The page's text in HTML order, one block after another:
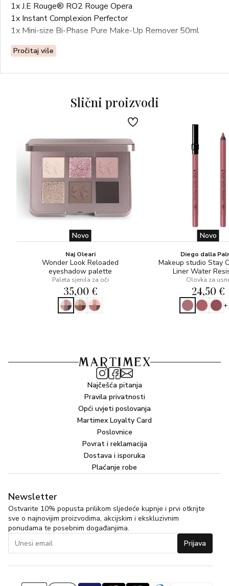
1x J.E Rouge® RO2 Rouge Opera
1x Instant Complexion Perfector
1x Mini-size Bi-Phase Pure Make-Up Remover 50ml
Pročitaj više
Slični proizvodi
Novo
Naj Oleari
Wonder Look Reloaded
eyeshadow palette
Paleta sjenila za oči
35,00 €
Novo
Diego dalla
Makeup studio Stay
Liner Water
Olovka za
24,50 €
Najčešća pitanja
Pravila privatnosti
Opći uvjeti poslovanja
Martimex Loyalty Card
Poslovnice
Povrat i reklamacija
Dostava i isporuka
Plaćanje robe
Newsletter
Ostvarite 10% popusta prilikom sljedeće kupnje i prvi otkrijte
sve o najnovijim proizvodima, akcijskim i ekskluzivnim
ponudama te posebnim događanjima.
Prijava